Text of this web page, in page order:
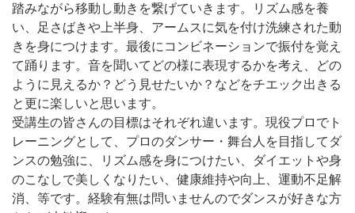
踏みながら移動し動きを繋げていきます。リズム感を養
い、足さばきや上半身、アームスに気を付け洗練された動
きを身につけます。最後にコンビネーションで振付を覚え
て踊ります。音を聞いてどの様に表現するかを考え、どの
ように見えるか？どう見せたいか？などをチエック出きる
と更に楽しいと思います。
受講生の皆さんの目標はそれぞれ違います。現役プロでト
レーニングとして、プロのダンサー・舞台人を目指してダ
ンスの勉強に、リズム感を身につけたい、ダイエットや身
のこなしで美しくなりたい、健康維持や向上、運動不足解
消、等です。経験有無は問いませんのでダンスが好きな方